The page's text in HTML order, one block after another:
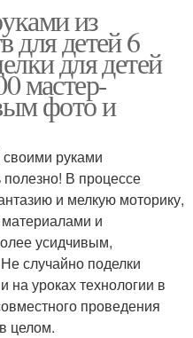
из
для детей 6
для детей
мастер-
фото и
своими руками
полезно! В процессе
и мелкую моторику,
и
усидчивым,
случайно поделки
на уроках технологии в
проведения
целом.